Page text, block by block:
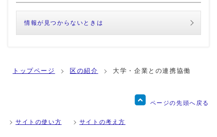
情報が見つからないときは
トップページ 区の紹介 大学・企業との連携協働
ページの先頭へ戻る
サイトの使い方 サイトの考え方